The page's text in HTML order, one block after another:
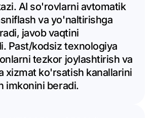
AI so'rovlarni avtomatik
va yo'naltirishga
javob vaqtini
Past/kodsiz texnologiya
tezkor joylashtirish va
xizmat ko'rsatish kanallarini
imkonini beradi.